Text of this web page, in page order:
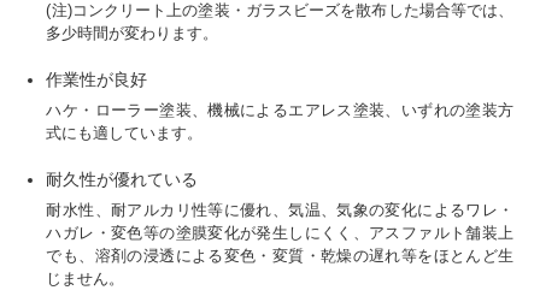
(注)コンクリート上の塗装・ガラスビーズを散布した場合等では、
多少時間が変わります。
作業性が良好
ハケ・ローラー塗装、機械によるエアレス塗装、いずれの塗装方
式にも適しています。
耐久性が優れている
耐水性、耐アルカリ性等に優れ、気温、気象の変化によるワレ・
ハガレ・変色等の塗膜変化が発生しにくく、アスファルト舗装上
でも、溶剤の浸透による変色・変質・乾燥の遅れ等をほとんど生
じません。